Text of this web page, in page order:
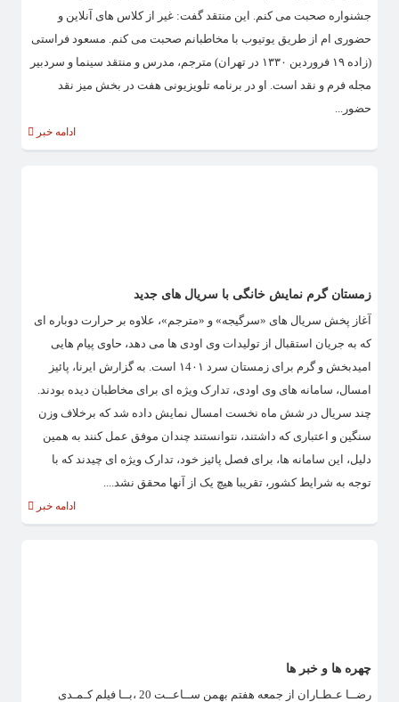
جشنواره صحبت می کنم. این منتقد گفت: غیر از کلاس های آنلاین و
حضوری ام از طریق یوتیوب با مخاطبانم صحبت می کنم. مسعود فراستی
(زاده ۱۹ فروردین ۱۳۳۰ در تهران) مترجم، مدرس و منتقد سینما و سردبیر
مجله فرم و نقد است. او در برنامه تلویزیونی هفت در بخش میز نقد
حضور...
ادامه خبر
زمستان گرم نمایش خانگی با سریال های جدید
آغاز پخش سریال های «سرگیجه» و «مترجم»، علاوه بر حرارت دوباره ای
که به جریان استقبال از تولیدات وی اودی ها می دهد، حاوی پیام هایی
امیدبخش و گرم برای زمستان سرد ۱4۰۱ است. به گزارش ایرنا، پائیز
امسال، سامانه های وی اودی، تدارک ویژه ای برای مخاطبان دیده بودند.
چند سریال در شش ماه نخست امسال نمایش داده شد که برخلاف وزن
سنگین و اعتباری که داشتند، نتوانستند چندان موفق عمل کنند به همین
دلیل، این سامانه ها، برای فصل پائیز خود، تدارک ویژه ای چیدند که با
توجه به شرایط کشور، تقریبا هیچ یک از آنها محقق نشد....
ادامه خبر
چهره ها و خبر ها
رضــا عـطـاران از جمعه هفتم بهمن ســاعــت 20 ،بــا فیلم کـمـدی